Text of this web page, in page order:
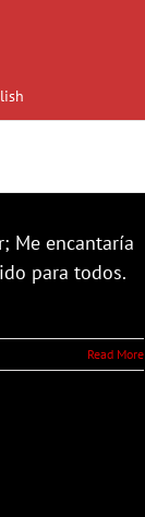
Me encantaría
para todos.
Read More